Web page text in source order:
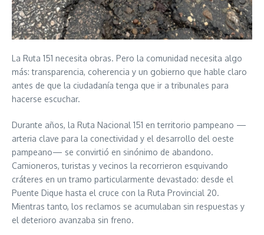
La Ruta 151 necesita obras. Pero la comunidad necesita algo
más: transparencia, coherencia y un gobierno que hable claro
antes de que la ciudadanía tenga que ir a tribunales para
hacerse escuchar.
Durante años, la Ruta Nacional 151 en territorio pampeano —
arteria clave para la conectividad y el desarrollo del oeste
pampeano— se convirtió en sinónimo de abandono.
Camioneros, turistas y vecinos la recorrieron esquivando
cráteres en un tramo particularmente devastado: desde el
Puente Dique hasta el cruce con la Ruta Provincial 20.
Mientras tanto, los reclamos se acumulaban sin respuestas y
el deterioro avanzaba sin freno.